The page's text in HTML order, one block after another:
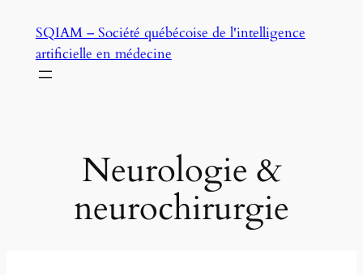
content
SQIAM – Société québécoise de l'intelligence
artificielle en médecine
Neurologie &
neurochirurgie